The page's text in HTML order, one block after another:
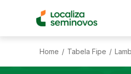
Home / Tabela Fipe /